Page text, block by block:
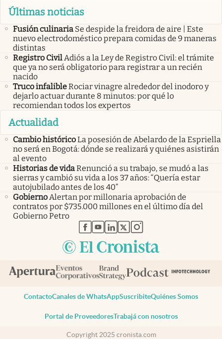
Últimas noticias
Fusión culinaria Se despide la freidora de aire | Este
nuevo electrodoméstico prepara comidas de 9 maneras
distintas
Registro CivilAdiós a la Ley de Registro Civil: el trámite
que ya no será obligatorio para registrar a un recién
nacido
Truco infalibleRociar vinagre alrededor del inodoro y
dejarlo actuar durante 8 minutos: por qué lo
recomiendan todos los expertos
Actualidad
Cambio históricoLa posesión de Abelardo de la Espriella
no será en Bogotá: dónde se realizará y quiénes asistirán
al evento
Historias de vidaRenunció a su trabajo, se mudó a las
sierras y cambió su vida a los 37 años: “Quería estar
autojubilado antes de los 40”
GobiernoAlertan por millonaria aprobación de
contratos por $735.000 millones en el último día del
Gobierno Petro
abre en nueva pestaña
abre en nueva pestaña
abre en nueva pestaña
abre en nueva pestaña
abre en nueva pestaña
ContactoCanales de WhatsAppSuscribiteQuiénes Somos
Portal de ProveedoresTrabajá con nosotros
Copyright 2025 cronista.com